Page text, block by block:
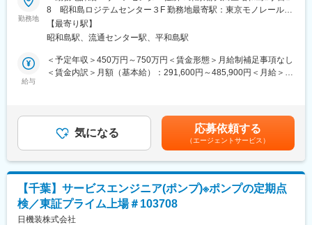
＜働き方＞
・コールセンターが1次受付を担当するため、お客様からの直接の
電話対応はありません。
・休日出勤は医療機器の設置などで発生する場合がありますが、
月1～2日程度で、発生時は必ず振替休日を取得いただきます。
＜入社後の研修・フォロー体制＞
入社後は全体オリエンテーションから始まり、製品ごとの知識研
修を行います。トレーニング施設にて、より実務に近い実践的な
専属のサポート部門や先輩社員が伴走し、グループチャットを通
じて困った時にはタイムリーに支援できる体制を整えています。
変更の範囲：会社の定める業務
・歯科クリニックへ訪問し、装置の点検や修理対応、製品の設置
・お客様への説明、見積提示、価格交渉
※社用車を1台貸与しますので、ご自身で運転をして歯科クリニッ
クへ訪問となります。
※東京を中心とした関東地域全域のお客様を担当いただきます。訪
※訪問件数：１日2～3件目安で、多くて４件程（エリアにより多
少変動有）
器で、医療従事者からも高い評価を得ています。
・取扱製品当社取り扱い歯科用機器（CAD/CAM/CT装置他）
上記製品以外、院内LAN機器類・システムのネットワークにある
勤務地
8 昭和島ロジテムセンター３F 勤務地最寄駅：東京モノレール羽
田空港線／昭和島駅受動喫煙対策：敷地内喫煙可能場所あり変更
の範囲：会社の定める事業所
【最寄り駅】
昭和島駅、流通センター駅、平和島駅
給与
＜予定年収＞450万円～750万円＜賃金形態＞月給制補足事項なし
＜賃金内訳＞月額（基本給）：291,600円～485,900円＜月給＞
す。※上記年収は、40,000円～（月20時間相当の残業代）を含み
ます。賃金はあくまでも目安の金額であり、選考を通じて上下す
る可能性があります。月給(月額)は固定手当を含めた表記です。
気になる 応募依頼する
（エージェントサービス）
【千葉】サービスエンジニア(ポンプ)※ポンプの定期点
検／東証プライム上場＃103708
日機装株式会社